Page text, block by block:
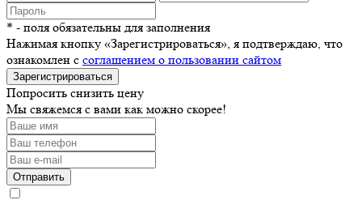
* - поля обязательны для заполнения
Нажимая кнопку «Зарегистрироваться», я подтверждаю, что
ознакомлен с соглашением о пользовании сайтом
Зарегистрироваться
Попросить снизить цену
Мы свяжемся с вами как можно скорее!
Отправить